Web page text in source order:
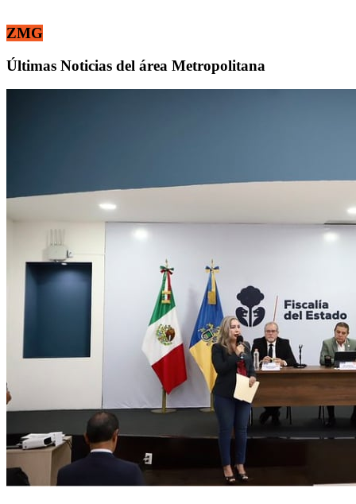
ZMG
Últimas Noticias del área Metropolitana